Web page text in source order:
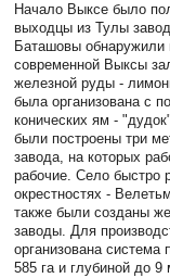
Начало Выксе было
выходцы из Тулы
Баташовы обнаружили
современной Выксы
железной руды -
была организована с
конических ям -
были построены три
завода, на которых
рабочие. Село быстро
окрестностях -
также были созданы
заводы. Для
организована
585 га и глубиной до 9